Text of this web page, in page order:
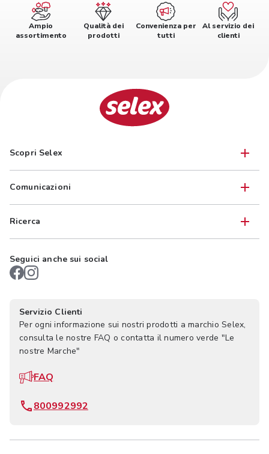
Ampio
assortimento
Qualità dei
prodotti
Convenienza per
tutti
Al servizio dei
clienti
Scopri Selex
Comunicazioni
Ricerca
Seguici anche sui social
Servizio Clienti
Per ogni informazione sui nostri prodotti a marchio Selex,
consulta le nostre FAQ o contatta il numero verde "Le
nostre Marche"
FAQ
800992992